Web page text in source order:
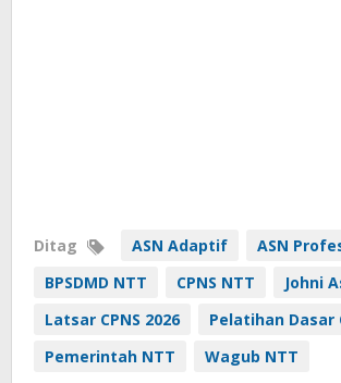
Ditag ASN Adaptif
ASN
BPSDMD NTT
CPNS NTT
Johni
Latsar CPNS 2026
Pelatihan Dasar
Pemerintah NTT
Wagub NTT